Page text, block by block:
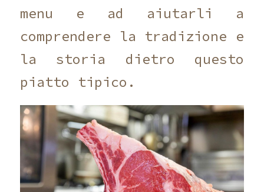
menu e ad aiutarli a
comprendere la tradizione e
la storia dietro questo
piatto tipico.